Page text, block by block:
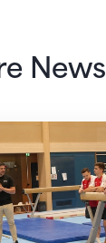
News
Zagreb